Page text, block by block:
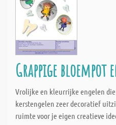
Grappige bloempot
Vrolijke en kleurrijke engelen
kerstengelen zeer decoratief
ruimte voor je eigen creatieve